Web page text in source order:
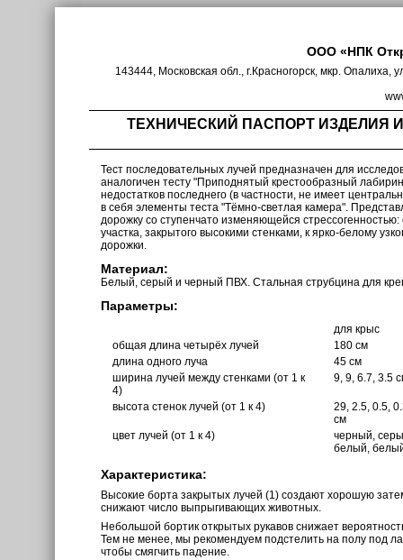
ООО «НПК
143444, Московская обл., г.Красногорск, мкр. Опалиха,
ТЕХНИЧЕСКИЙ ПАСПОРТ ИЗДЕЛИЯ
Тест последовательных лучей предназначен для
аналогичен тесту "Приподнятый крестообразный
недостатков последнего (в частности, не имеет
в себя элементы теста "Тёмно-светлая камера".
дорожку со ступенчато изменяющейся стрессогенностью:
участка, закрытого высокими стенками, к ярко-белому
дорожки.
Материал:
Белый, серый и черный ПВХ. Стальная струбцина для
Параметры:
для крыс
общая длина четырёх лучей
180 см
длина одного луча
45 см
ширина лучей между стенками (от 1 к
4)
9, 9, 6.7, 3.5
высота стенок лучей (от 1 к 4)
29, 2.5, 0.5,
см
цвет лучей (от 1 к 4)
черный,
белый,
Характеристика:
Высокие борта закрытых лучей (1) создают хорошую
снижают число выпрыгивающих животных.
Небольшой бортик открытых рукавов снижает
Тем не менее, мы рекомендуем подстелить на полу под
чтобы смягчить падение.